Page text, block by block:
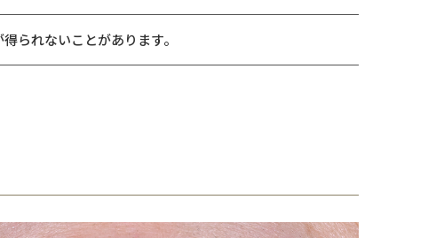
られないことがあります。